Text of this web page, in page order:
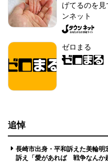
げてるのを
ンネット
ゼロまる
追悼
長崎市出身・平和訴えた美輪
訴え「愛があれば 戦争なんか